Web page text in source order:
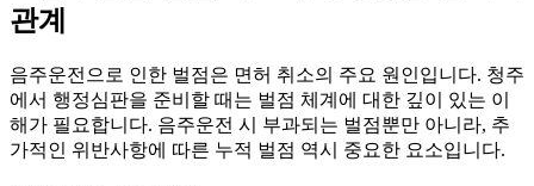
관계
음주운전으로 인한 벌점은 면허 취소의 주요 원인입니다. 청주
에서 행정심판을 준비할 때는 벌점 체계에 대한 깊이 있는 이
해가 필요합니다. 음주운전 시 부과되는 벌점뿐만 아니라, 추
가적인 위반사항에 따른 누적 벌점 역시 중요한 요소입니다.